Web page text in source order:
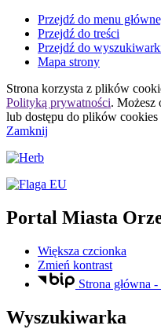
Przejdź do menu
Przejdź do treści
Przejdź do
Mapa strony
Strona korzysta z plików
Polityką prywatności. Możesz
lub dostępu do plików cookies
Zamknij
Portal Miasta
Większa czcionka
Zmień kontrast
Strona główna
Wyszukiwarka